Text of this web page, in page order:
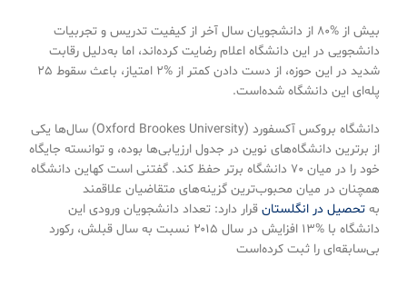
بیش از %۸۰ از دانشجویان سال آخر از کیفیت تدریس و تجربیات
دانشجویی در این دانشگاه اعلام رضایت کرده‌اند، اما به‌دلیل رقابت
شدید در این حوزه، از دست دادن کمتر از %۲ امتیاز، باعث سقوط ۲۵
پله‌ای این دانشگاه شده‌است.
دانشگاه بروکس آکسفورد (Oxford Brookes University) سال‌ها یکی
از برترین دانشگاه‌های نوین در جدول ارزیابی‌ها بوده، و توانسته جایگاه
خود را در میان ۷۰ دانشگاه برتر حفظ کند. گفتنی است کهاین دانشگاه
همچنان در میان محبوب‌ترین گزینه‌های متقاضیان علاقمند
به تحصیل در انگلستان قرار دارد: تعداد دانشجویان ورودی این
دانشگاه با %۱۳ افزایش در سال ۲۰۱۵ نسبت به سال قبلش، رکورد
بی‌سابقه‌ای را ثبت کرده‌است